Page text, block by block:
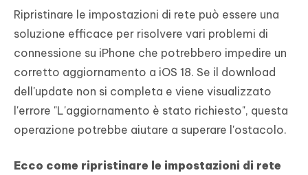
Ripristinare le impostazioni di rete può essere una
soluzione efficace per risolvere vari problemi di
connessione su iPhone che potrebbero impedire un
corretto aggiornamento a iOS 18. Se il download
dell'update non si completa e viene visualizzato
l'errore "L'aggiornamento è stato richiesto", questa
operazione potrebbe aiutare a superare l'ostacolo.
Ecco come ripristinare le impostazioni di rete